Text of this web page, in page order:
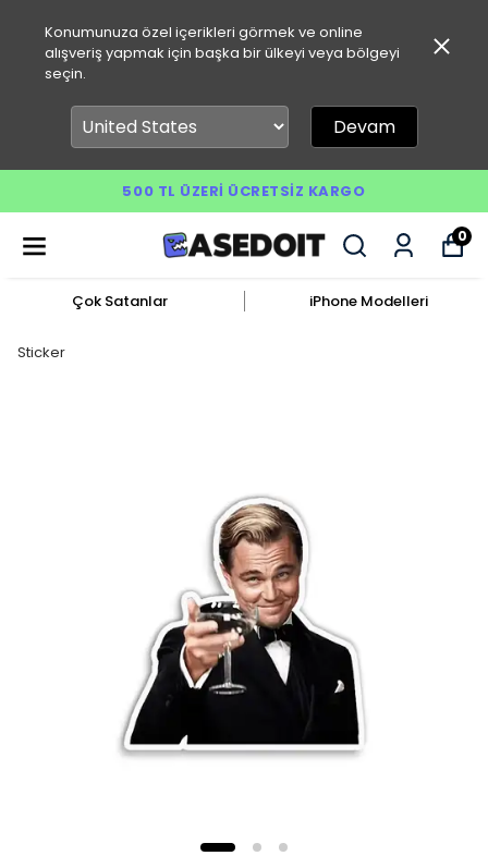
Konumunuza özel içerikleri görmek ve online
alışveriş yapmak için başka bir ülkeyi veya bölgeyi
seçin.
Devam
500 TL ÜZERI ÜCRETSIZ KARGO
0
Çok Satanlar iPhone Modelleri
Sticker